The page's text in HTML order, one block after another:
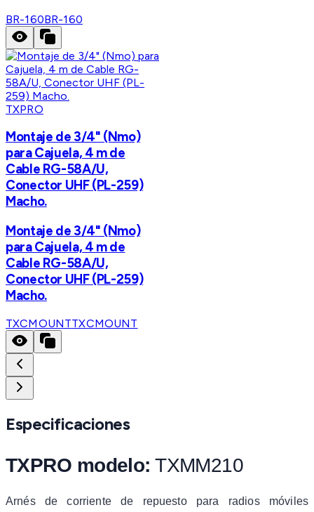
BR-160BR-160
TXPRO
Montaje de 3/4" (Nmo)
para Cajuela, 4 m de
Cable RG-58A/U,
Conector UHF (PL-259)
Macho.
Montaje de 3/4" (Nmo)
para Cajuela, 4 m de
Cable RG-58A/U,
Conector UHF (PL-259)
Macho.
TXCMOUNTTXCMOUNT
Especificaciones
TXPRO modelo: TXMM210
Arnés de corriente de repuesto para radios móviles